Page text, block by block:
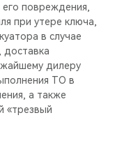
его повреждения,
при утере ключа,
в случае
доставка
дилеру
ТО в
а также
«трезвый